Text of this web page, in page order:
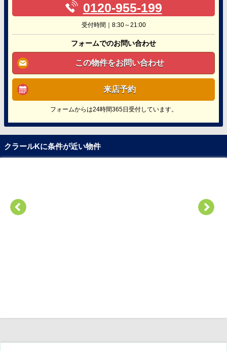
0120-955-199
受付時間｜8:30～21:00
フォームでのお問い合わせ
この物件をお問い合わせ
来店予約
フォームからは24時間365日受付しています。
クラールKに条件が近い物件